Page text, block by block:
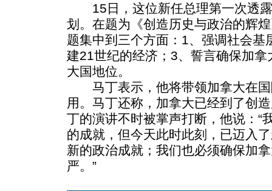
15日，这位新任总理第一次透露
划。在题为《创造历史与政治的辉
题集中到三个方面：1、强调社会基
建21世纪的经济；3、誓言确保加
大国地位。
马丁表示，他将带领加拿大在国
用。马丁还称，加拿大已经到了创
丁的演讲不时被掌声打断，他说：“
的成就，但今天此时此刻，已迈入
新的政治成就；我们也必须确保加
严。”